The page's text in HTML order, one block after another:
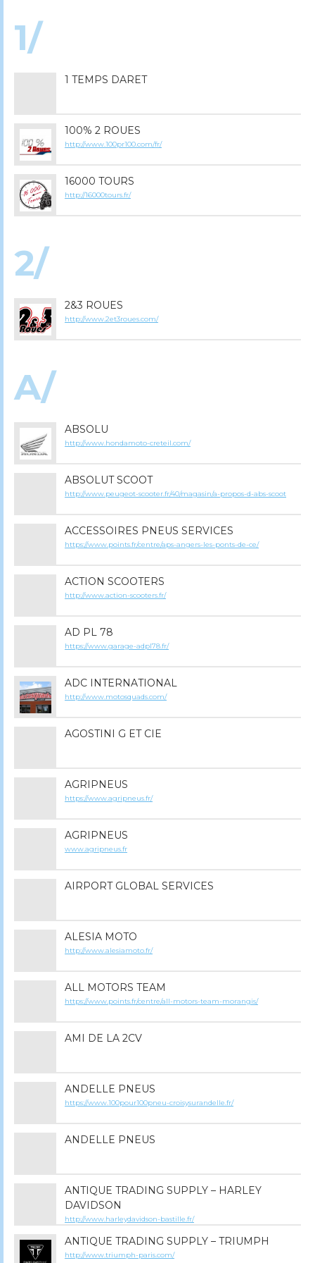
1/
1 TEMPS DARET
100% 2 ROUES
http://www.100pr100.com/fr/
16000 TOURS
http://16000tours.fr/
2/
2&3 ROUES
http://www.2et3roues.com/
A/
ABSOLU
http://www.hondamoto-creteil.com/
ABSOLUT SCOOT
http://www.peugeot-scooter.fr/40/magasin/a-propos-d-abs-scoot
ACCESSOIRES PNEUS SERVICES
https://www.points.fr/centre/aps-angers-les-ponts-de-ce/
ACTION SCOOTERS
http://www.action-scooters.fr/
AD PL 78
https://www.garage-adpl78.fr/
ADC INTERNATIONAL
http://www.motosquads.com/
AGOSTINI G ET CIE
AGRIPNEUS
https://www.agripneus.fr/
AGRIPNEUS
www.agripneus.fr
AIRPORT GLOBAL SERVICES
ALESIA MOTO
http://www.alesiamoto.fr/
ALL MOTORS TEAM
https://www.points.fr/centre/all-motors-team-morangis/
AMI DE LA 2CV
ANDELLE PNEUS
https://www.100pour100pneu-croisysurandelle.fr/
ANDELLE PNEUS
ANTIQUE TRADING SUPPLY – HARLEY
DAVIDSON
http://www.harleydavidson-bastille.fr/
ANTIQUE TRADING SUPPLY – TRIUMPH
http://www.triumph-paris.com/